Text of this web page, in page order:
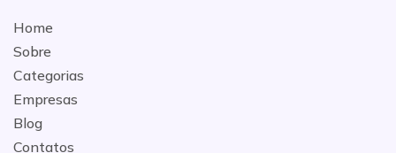
Home
Sobre
Categorias
Empresas
Blog
Contatos